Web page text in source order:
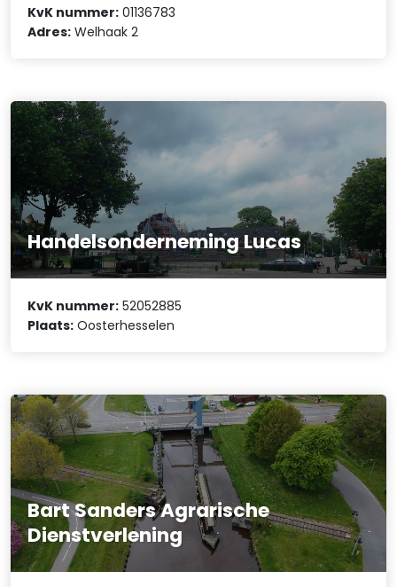
KvK nummer: 01136783
Adres: Welhaak 2
Handelsonderneming Lucas
KvK nummer: 52052885
Plaats: Oosterhesselen
Bart Sanders Agrarische
Dienstverlening